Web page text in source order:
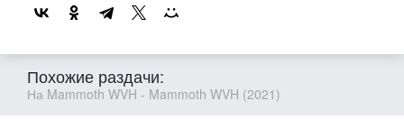
Похожие раздачи:
На Mammoth WVH - Mammoth WVH (2021)